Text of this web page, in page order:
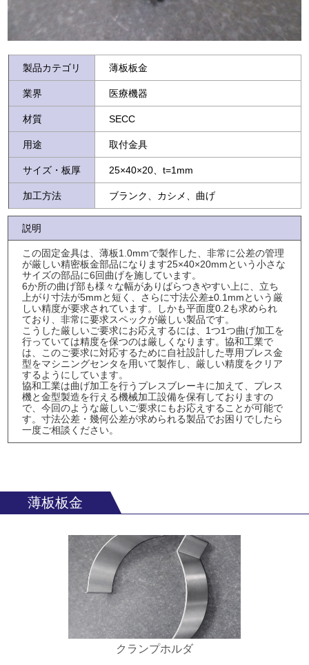
製品カテゴリ 薄板板金
業界 医療機器
材質 SECC
用途 取付金具
サイズ・板厚 25×40×20、t=1mm
加工方法 ブランク、カシメ、曲げ
説明
この固定金具は、薄板1.0mmで製作した、非常に公差の管理
が厳しい精密板金部品になります25×40×20mmという小さな
サイズの部品に6回曲げを施しています。
6か所の曲げ部も様々な幅がありばらつきやすい上に、立ち
上がり寸法が5mmと短く、さらに寸法公差±0.1mmという厳
しい精度が要求されています。しかも平面度0.2も求められ
ており、非常に要求スペックが厳しい製品です。
こうした厳しいご要求にお応えするには、1つ1つ曲げ加工を
行っていては精度を保つのは厳しくなります。協和工業で
は、このご要求に対応するために自社設計した専用プレス金
型をマシニングセンタを用いて製作し、厳しい精度をクリア
するようにしています。
協和工業は曲げ加工を行うプレスブレーキに加えて、プレス
機と金型製造を行える機械加工設備を保有しておりますの
で、今回のような厳しいご要求にもお応えすることが可能で
す。寸法公差・幾何公差が求められる製品でお困りでしたら
一度ご相談ください。
薄板板金
クランプホルダ